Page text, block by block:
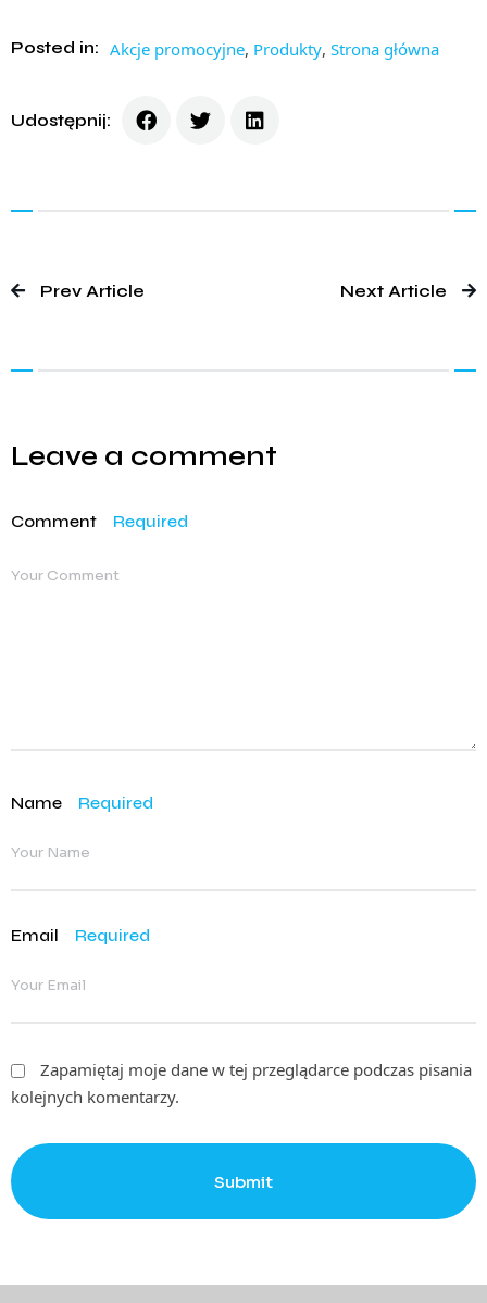
Posted in: Akcje promocyjne, Produkty, Strona główna
Udostępnij:
Prev Article Next Article
Leave a comment
Comment Required
Name Required
Email Required
Zapamiętaj moje dane w tej przeglądarce podczas pisania
kolejnych komentarzy.
Submit